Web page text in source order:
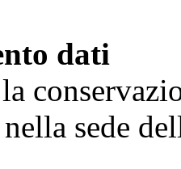
dati
sede